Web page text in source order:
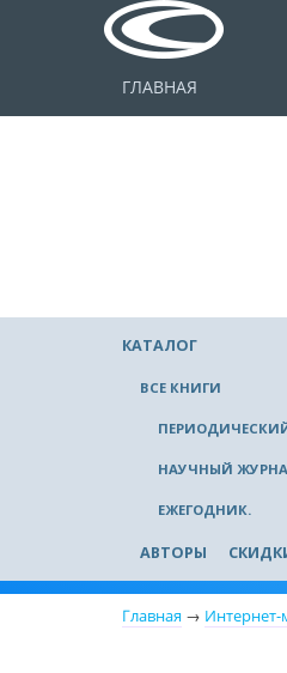
ГЛАВНАЯ
КАТАЛОГ
ВСЕ КНИГИ
НАУЧНЫЙ
ЕЖЕГОДНИК.
АВТОРЫ
Главная → Интернет-